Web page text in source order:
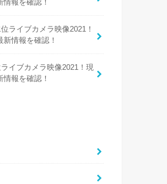
報を確認！
ライブカメラ映像2021！
情報を確認！
イブカメラ映像2021！現
報を確認！